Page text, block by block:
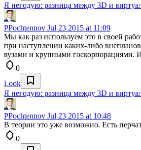
Я негодую: разница между 3D и
PPochtennov Jul 23 2015 at 11:09
Мы как раз используем это в своей
при наступлении каких-либо
вузами и крупными госкорпорациями.
0
Look
Я негодую: разница между 3D и
PPochtennov Jul 23 2015 at 10:48
В теории это уже возможно. Есть
0